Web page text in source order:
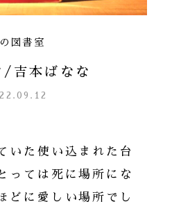
図書室
/吉本ばなな
いた使い込まれた台
っては死に場所にな
どに愛しい場所でし